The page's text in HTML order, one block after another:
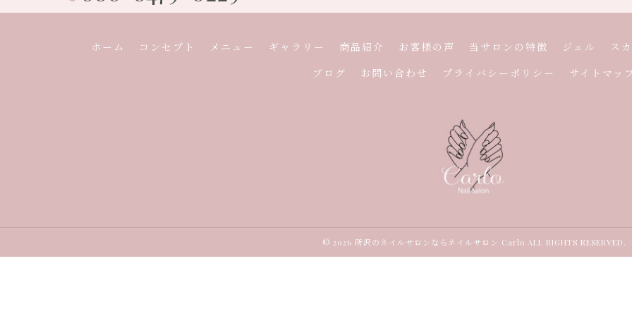
ホーム コンセプト メニュー ギャラリー 商品紹介 お客様の声 当サロンの特徴 ジェル ス
ブログ
お問い合わせ プライバシーポリシー サイトマッ
© 2026 所沢のネイルサロンならネイルサロン Carlo ALL RIGHTS RESERVED.